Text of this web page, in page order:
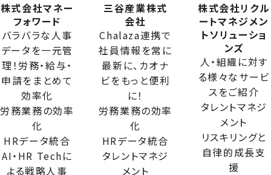
株式会社マネー
フォワード
バラバラな人事
データを一元管
理！労務・給与・
申請をまとめて
効率化
労務業務の効率
化
HRデータ統合
AI・HR Techに
よる戦略人事
三谷産業株式
会社
Chalaza連携で
社員情報を常に
最新に、カオナ
ビをもっと便利
に！
労務業務の効率
化
HRデータ統合
タレントマネジ
メント
株式会社リクル
ートマネジメン
トソリューショ
ンズ
人・組織に対す
る様々なサービ
スをご紹介
タレントマネジ
メント
リスキリングと
自律的成長支
援